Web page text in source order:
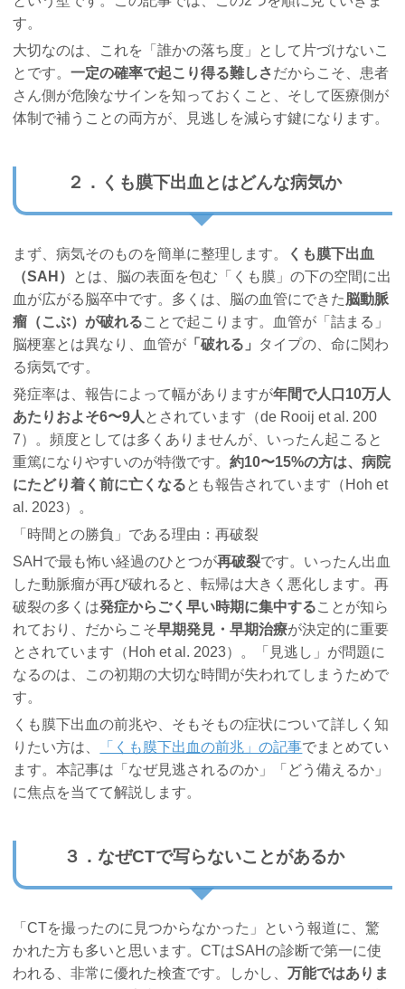
す。
大切なのは、これを「誰かの落ち度」として片づけないこ
とです。一定の確率で起こり得る難しさだからこそ、患者
さん側が危険なサインを知っておくこと、そして医療側が
体制で補うことの両方が、見逃しを減らす鍵になります。
２．くも膜下出血とはどんな病気か
まず、病気そのものを簡単に整理します。
くも膜下出血
（SAH） とは、脳の表面を包む「くも膜」の下の空間に出
血が広がる脳卒中です。多くは、脳の血管にできた脳動脈
瘤（こぶ）が破れることで起こります。血管が「詰まる」
脳梗塞とは異なり、血管が 「破れる」 タイプの、命に関わ
る病気です。
発症率は、報告によって幅がありますが年間で人口10万人
あたりおよそ6〜9人とされています（de Rooij et al. 200
7）。頻度としては多くありませんが、いったん起こると
重篤になりやすいのが特徴です。約10〜15%の方は、病院
にたどり着く前に亡くなるとも報告されています（Hoh et
al. 2023）。
「時間との勝負」である理由：再破裂
SAHで最も怖い経過のひとつが再破裂です。いったん出血
した動脈瘤が再び破れると、転帰は大きく悪化します。再
破裂の多くは発症からごく早い時期に集中することが知ら
れており、だからこそ早期発見・早期治療が決定的に重要
とされています（Hoh et al. 2023）。「見逃し」が問題に
なるのは、この初期の大切な時間が失われてしまうためで
す。
くも膜下出血の前兆や、そもそもの症状について詳しく知
りたい方は、
「くも膜下出血の前兆」の記事でまとめてい
ます。本記事は「なぜ見逃されるのか」「どう備えるか」
に焦点を当てて解説します。
３．なぜCTで写らないことがあるか
「CTを撮ったのに見つからなかった」という報道に、驚
かれた方も多いと思います。CTはSAHの診断で第一に使
われる、非常に優れた検査です。しかし、 万能ではありま